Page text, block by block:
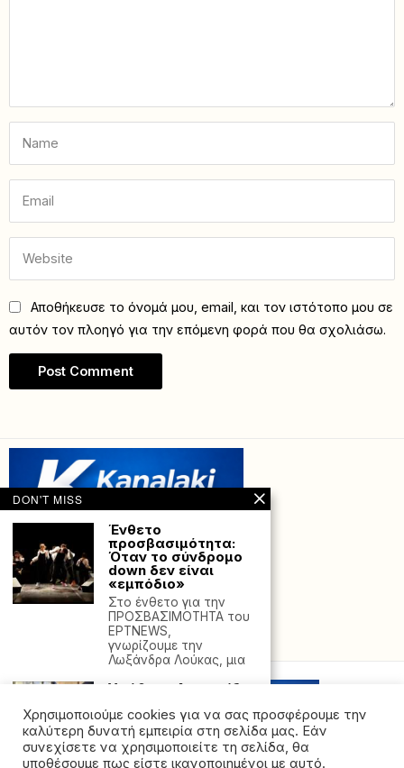
Αποθήκευσε το όνομά μου, email, και τον ιστότοπο μου σε
αυτόν τον πλοηγό για την επόμενη φορά που θα σχολιάσω.
by Hostville”)
Χρησιμοποιούμε cookies για να σας προσφέρουμε την
καλύτερη δυνατή εμπειρία στη σελίδα μας. Εάν
συνεχίσετε να χρησιμοποιείτε τη σελίδα, θα
υποθέσουμε πως είστε ικανοποιημένοι με αυτό.
DON'T MISS
Ένθετο
προσβασιμότητα:
Όταν το σύνδρομο
down δεν είναι
«εμπόδιο»
Στο ένθετο για την
ΠΡΟΣΒΑΣΙΜΟΤΗΤΑ του
ΕPTNEWS,
γνωρίζουμε την
Λωξάνδρα Λούκας, μια
Υπόθεση Λυγγερίδη:
19χρονου
κατηγορούμενου
πρότεινε η
Εισαγγελέας –